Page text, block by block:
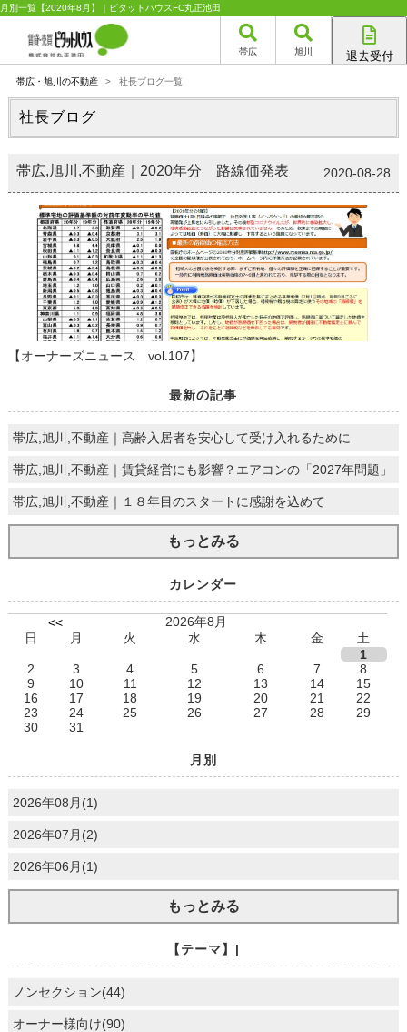
月別一覧【2020年8月】｜ピタットハウスFC丸正池田
帯広 旭川 退去受付
帯広・旭川の不動産 > 社長ブログ一覧
社長ブログ
帯広,旭川,不動産｜2020年分 路線価発表 2020-08-28
【オーナーズニュース vol.107】
最新の記事
帯広,旭川,不動産｜高齢入居者を安心して受け入れるために
帯広,旭川,不動産｜賃貸経営にも影響？エアコンの「2027年問題」
帯広,旭川,不動産｜１８年目のスタートに感謝を込めて
もっとみる
カレンダー
<<
2026年8月
日
月 火 水 木 金
土
1
2
3 4 5 6 7
8
9
10 11 12 13 14
15
16
17 18 19 20 21
22
23
24 25 26 27 28
29
30
31
月別
2026年08月(1)
2026年07月(2)
2026年06月(1)
もっとみる
【テーマ】|
ノンセクション(44)
オーナー様向け(90)